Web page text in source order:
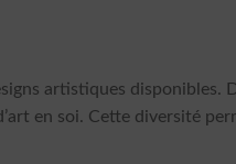
artistiques disponibles.
en soi. Cette diversité